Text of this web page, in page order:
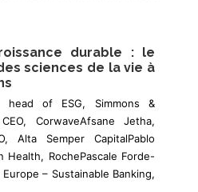
durable : le
sciences de la vie à
head of ESG, Simmons &
CorwaveAfsane Jetha,
Alta Semper CapitalPablo
Health, RochePascale Forde-
– Sustainable Banking,